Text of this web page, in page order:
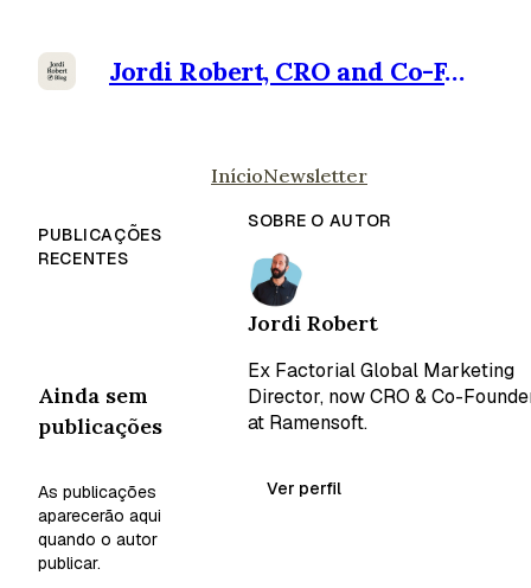
Jordi Robert, CRO and Co-Founder at Ramensoft
InícioNewsletter
PUBLICAÇÕES
RECENTES
Ainda sem
publicações
As publicações
aparecerão aqui
quando o autor
publicar.
SOBRE O AUTOR
Jordi Robert
Ex Factorial Global Marketing
Director, now CRO & Co-
at Ramensoft.
Ver perfil